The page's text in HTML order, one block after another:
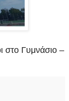
στο Γυμνάσιο –